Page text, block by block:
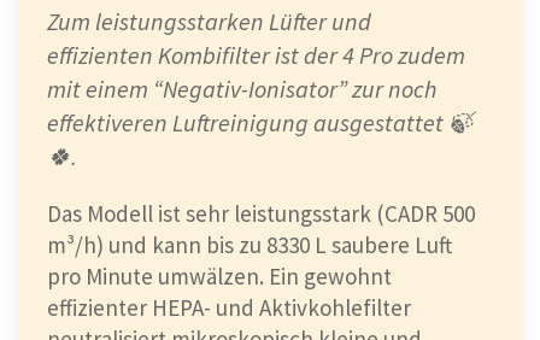
Zum leistungsstarken Lüfter und
effizienten Kombifilter ist der 4 Pro zudem
mit einem “Negativ-Ionisator” zur noch
effektiveren Luftreinigung ausgestattet 🍃
🍀.
Das Modell ist sehr leistungsstark (CADR 500
m³/h) und kann bis zu 8330 L saubere Luft
pro Minute umwälzen. Ein gewohnt
effizienter HEPA- und Aktivkohlefilter